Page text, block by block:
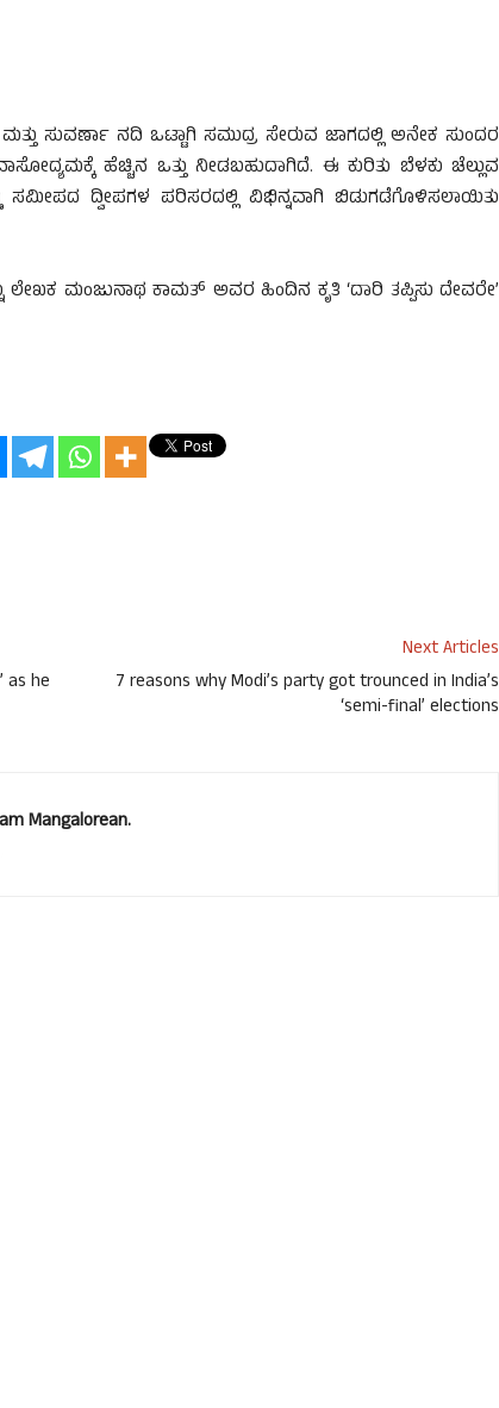
ಸುವರ್ಣಾ ನದಿ ಒಟ್ಟಾಗಿ ಸಮುದ್ರ ಸೇರುವ ಜಾಗದಲ್ಲಿ ಅನೇಕ ಸುಂದರ
ಹೆಚ್ಚಿನ ಒತ್ತು ನೀಡಬಹುದಾಗಿದೆ. ಈ ಕುರಿತು ಬೆಳಕು ಚೆಲ್ಲುವ
ದ್ವೀಪಗಳ ಪರಿಸರದಲ್ಲಿ ವಿಭಿನ್ನವಾಗಿ ಬಿಡುಗಡೆಗೊಳಿಸಲಾಯಿತು
ಲೇಖಕ ಮಂಜುನಾಥ ಕಾಮತ್‌ ಅವರ ಹಿಂದಿನ ಕೃತಿ ‘ದಾರಿ ತಪ್ಪಿಸು ದೇವರೇ’
as he
Next Articles
7 reasons why Modi’s party got trounced in India’s
‘semi-final’ elections
Mangalorean.